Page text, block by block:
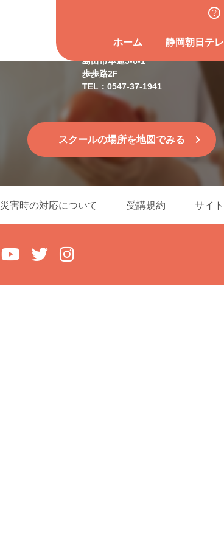
ホーム 静岡朝日テ
島田スクール
島田市本通3-6-1
歩歩路2F
TEL：0547-37-1941
スクールの場所を地図でみる
災害時の対応について 受講規約 サイ